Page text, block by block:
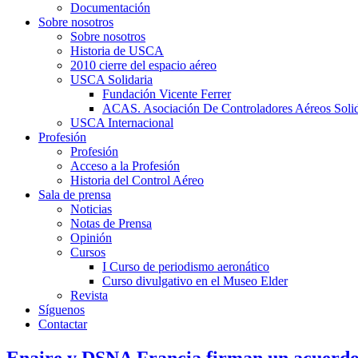
Documentación
Sobre nosotros
Sobre nosotros
Historia de USCA
2010 cierre del espacio aéreo
USCA Solidaria
Fundación Vicente Ferrer
ACAS. Asociación De Controladores Aéreos
USCA Internacional
Profesión
Profesión
Acceso a la Profesión
Historia del Control Aéreo
Sala de prensa
Noticias
Notas de Prensa
Opinión
Cursos
I Curso de periodismo aeronático
Curso divulgativo en el Museo Elder
Revista
Síguenos
Contactar